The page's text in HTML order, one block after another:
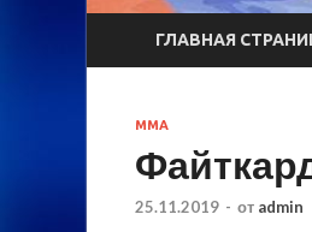
ГЛАВНАЯ
MMA
25.11.2019 - от admin